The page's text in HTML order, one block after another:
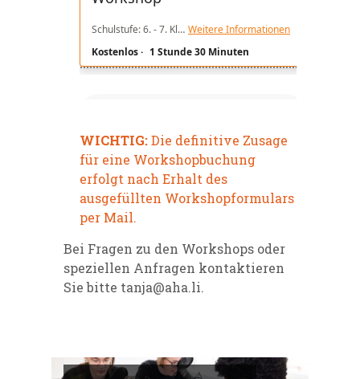
WICHTIG:Die definitive Zusage
für eine Workshopbuchung
erfolgt nach Erhalt des
ausgefüllten Workshopformulars
per Mail.
Bei Fragen zu den Workshops oder
speziellen Anfragen kontaktieren
Sie bitte tanja@aha.li.